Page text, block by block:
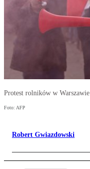
Protest rolników w Warszawie
Foto: AFP
Robert Gwiazdowski